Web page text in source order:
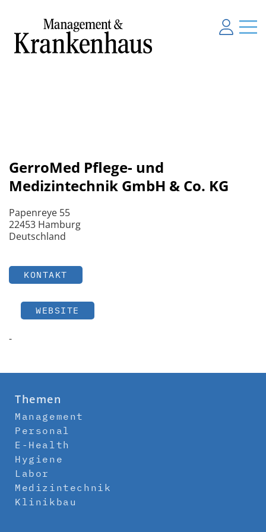
GerroMed Pflege- und
Medizintechnik GmbH & Co. KG
Papenreye 55
22453 Hamburg
Deutschland
KONTAKT
WEBSITE
-
Themen
Management
Personal
E-Health
Hygiene
Labor
Medizintechnik
Klinikbau